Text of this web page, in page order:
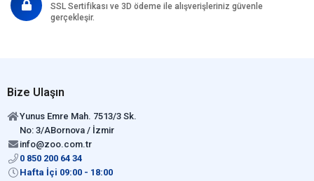
SSL Sertifikası ve 3D ödeme ile alışverişleriniz güvenle
gerçekleşir.
Bize Ulaşın
Yunus Emre Mah. 7513/3 Sk.
No: 3/ABornova / İzmir
info@zoo.com.tr
0 850 200 64 34
Hafta İçi 09:00 - 18:00